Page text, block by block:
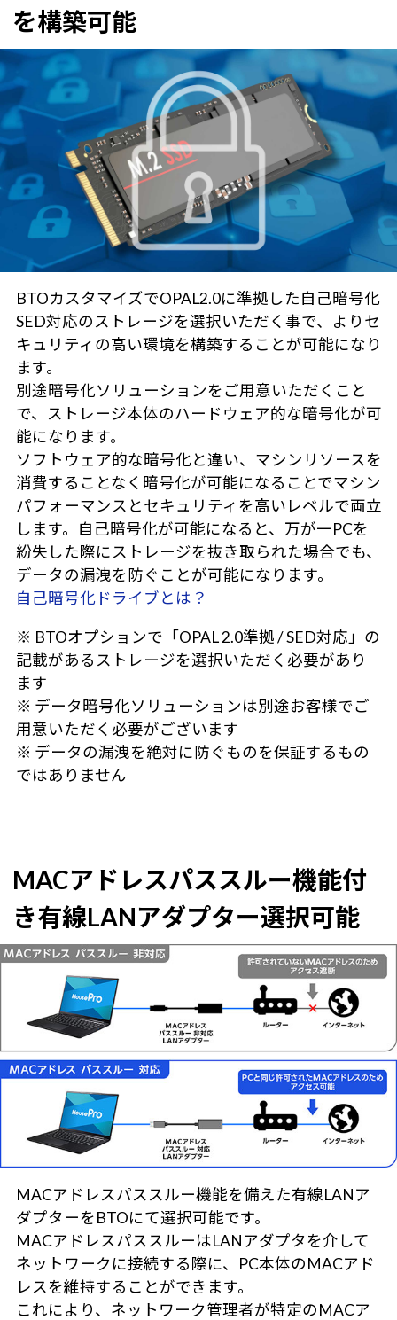
を構築可能
BTOカスタマイズでOPAL2.0に準拠した自己暗号化
SED対応のストレージを選択いただく事で、よりセ
キュリティの高い環境を構築することが可能になり
ます。
別途暗号化ソリューションをご用意いただくこと
で、ストレージ本体のハードウェア的な暗号化が可
能になります。
ソフトウェア的な暗号化と違い、マシンリソースを
消費することなく暗号化が可能になることでマシン
パフォーマンスとセキュリティを高いレベルで両立
します。自己暗号化が可能になると、万が一PCを
紛失した際にストレージを抜き取られた場合でも、
データの漏洩を防ぐことが可能になります。
自己暗号化ドライブとは？
※ BTOオプションで「OPAL 2.0準拠 / SED対応」の
記載があるストレージを選択いただく必要があり
ます
※ データ暗号化ソリューションは別途お客様でご
用意いただく必要がございます
※ データの漏洩を絶対に防ぐものを保証するもの
ではありません
MACアドレスパススルー機能付
き有線LANアダプター選択可能
MACアドレスパススルー機能を備えた有線LANア
ダプターをBTOにて選択可能です。
MACアドレスパススルーはLANアダプタを介して
ネットワークに接続する際に、PC本体のMACアド
レスを維持することができます。
これにより、ネットワーク管理者が特定のMACア